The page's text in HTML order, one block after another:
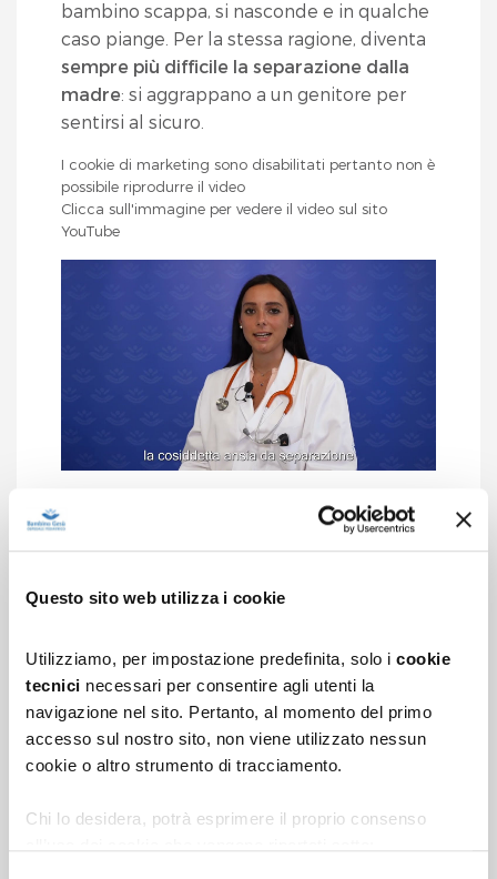
Questo sito web utilizza i cookie
Utilizziamo, per impostazione predefinita, solo i cookie
tecnici necessari per consentire agli utenti la
navigazione nel sito. Pertanto, al momento del primo
accesso sul nostro sito, non viene utilizzato nessun
cookie o altro strumento di tracciamento.
Chi lo desidera, potrà esprimere il proprio consenso
bambino scappa, si nasconde e in qualche
caso piange. Per la stessa ragione, diventa
sempre più difficile la separazione dalla
madre: si aggrappano a un genitore per
sentirsi al sicuro.
I cookie di marketing sono disabilitati pertanto non è
possibile riprodurre il video
Clicca sull'immagine per vedere il video sul sito
YouTube
CONSAPEVOLEZZA DI SÉ
RISORSE MULTIMEDIALI
Iscriviti alla newsletterper ricevere i consigli